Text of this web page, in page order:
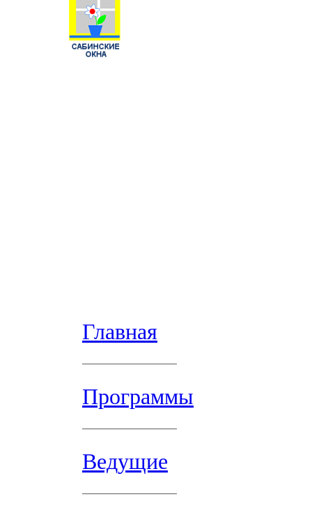
Главная
Программы
Ведущие